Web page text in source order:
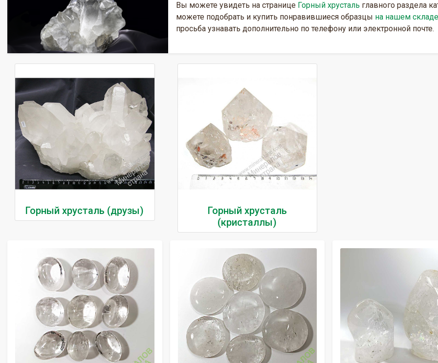
Вы можете увидеть на странице Горный хрусталь главного раздела
можете подобрать и купить понравившиеся образцы на нашем
просьба узнавать дополнительно по телефону или электронной почте.
Горный хрусталь (друзы)
Горный хрусталь
(кристаллы)